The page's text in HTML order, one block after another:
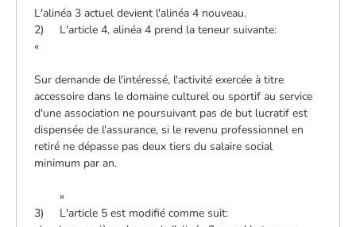
L'alinéa 3 actuel devient l'alinéa 4 nouveau.
2) L'article 4, alinéa 4 prend la teneur suivante:
«
Sur demande de l'intéressé, l'activité exercée à titre
accessoire dans le domaine culturel ou sportif au service
d'une association ne poursuivant pas de but lucratif est
dispensée de l'assurance, si le revenu professionnel en
retiré ne dépasse pas deux tiers du salaire social
minimum par an.
»
3) L'article 5 est modifié comme suit: